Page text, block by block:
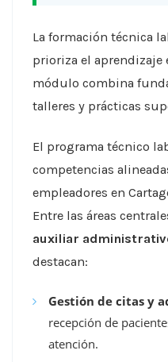
La formación técnica
prioriza el aprendizaje
módulo combina
talleres y prácticas
El programa técnico
competencias
empleadores en
Entre las áreas
auxiliar
destacan:
Gestión de citas y
recepción de
atención.